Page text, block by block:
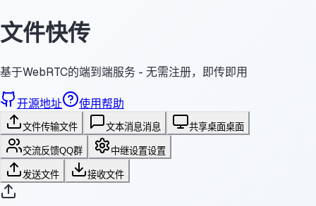
文件快传
基于WebRTC的端到端服务 - 无需注册，即传即用
开源地址 使用帮助
文件传输文件 文本消息消息 共享桌面桌面
交流反馈QQ群 中继设置设置
发送文件 接收文件